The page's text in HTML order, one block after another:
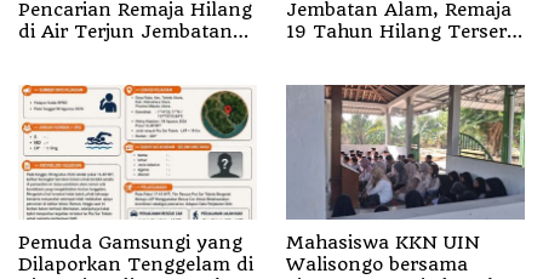
Pencarian Remaja Hilang
di Air Terjun Jembatan
Jembatan Alam, Remaja
19 Tahun Hilang Terseret
Pemuda Gamsungi yang
Dilaporkan Tenggelam di
Mahasiswa KKN UIN
Walisongo bersama